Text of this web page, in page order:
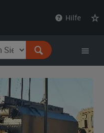
Hilfe